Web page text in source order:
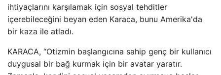
ihtiyaçlarını karşılamak için sosyal tehditler
içerebileceğini beyan eden Karaca, bunu Amerika'da
bir kaza ile atladı.
KARACA, “Otizmin başlangıcına sahip genç bir kullanıcı
duygusal bir bağ kurmak için bir avatar yaratır.